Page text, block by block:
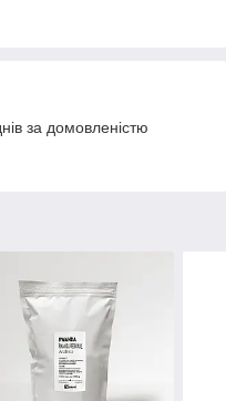
за домовленістю